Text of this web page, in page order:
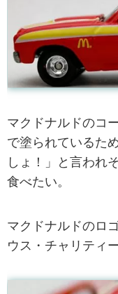
マクドナルドのコ
で塗られているた
しょ！」と言われ
食べたい。
マクドナルドのロ
ウス・チャリティ